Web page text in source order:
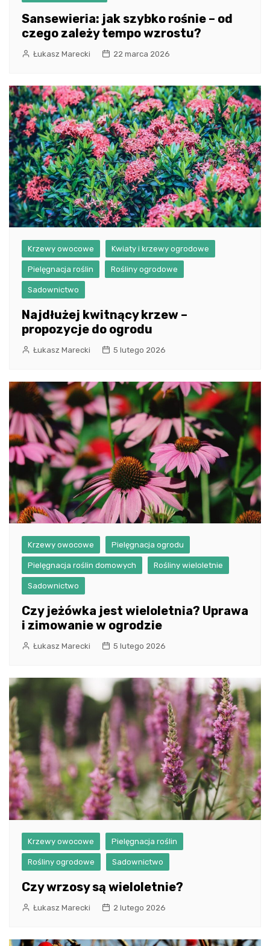
Sansewieria: jak szybko rośnie – od
czego zależy tempo wzrostu?
Łukasz Marecki 22 marca 2026
Krzewy owocowe Kwiaty i krzewy ogrodowe
Pielęgnacja roślin Rośliny ogrodowe
Sadownictwo
Najdłużej kwitnący krzew –
propozycje do ogrodu
Łukasz Marecki 5 lutego 2026
Krzewy owocowe Pielęgnacja ogrodu
Pielęgnacja roślin domowych Rośliny wieloletnie
Sadownictwo
Czy jeżówka jest wieloletnia? Uprawa
i zimowanie w ogrodzie
Łukasz Marecki 5 lutego 2026
Krzewy owocowe Pielęgnacja roślin
Rośliny ogrodowe Sadownictwo
Czy wrzosy są wieloletnie?
Łukasz Marecki 2 lutego 2026